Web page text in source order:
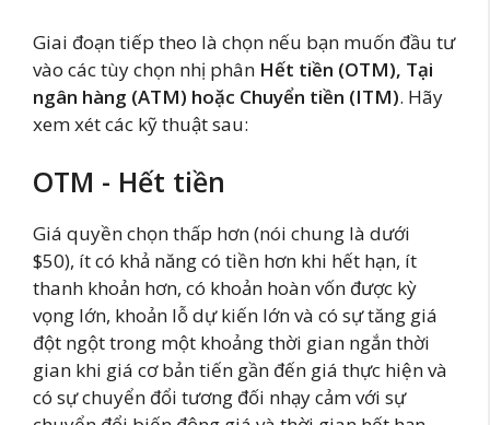
Giai đoạn tiếp theo là chọn nếu bạn muốn đầu tư
vào các tùy chọn nhị phân Hết tiền (OTM), Tại
ngân hàng (ATM) hoặc Chuyển tiền (ITM). Hãy
xem xét các kỹ thuật sau:
OTM - Hết tiền
Giá quyền chọn thấp hơn (nói chung là dưới
$50), ít có khả năng có tiền hơn khi hết hạn, ít
thanh khoản hơn, có khoản hoàn vốn được kỳ
vọng lớn, khoản lỗ dự kiến lớn và có sự tăng giá
đột ngột trong một khoảng thời gian ngắn thời
gian khi giá cơ bản tiến gần đến giá thực hiện và
có sự chuyển đổi tương đối nhạy cảm với sự